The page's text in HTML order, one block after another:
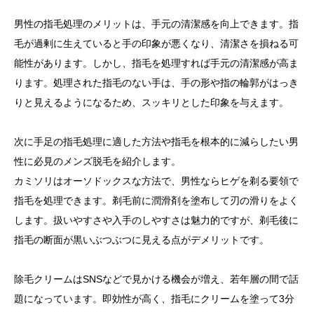
男性の指毛処理のメリットは、手元の清潔感を向上できます。指
毛が過剰に生えていると手の印象が悪くなり、清潔さを損ねる可
能性があります。しかし、指毛を処理すれば手元の清潔感が高ま
ります。処理された指毛のない手は、手の形や指の輪郭がはっき
りと見えるようになるため、スッキリとした印象を与えます。
次に手足の指毛処理に適した方法や指毛を根本的に減らしたい男
性に必見のメンズ脱毛を紹介します。
カミソリはオーソドックスな方法で、男性ならヒゲを剃る要領で
指毛を処理できます。剃毛前に潤滑剤を塗布して刃の滑りをよく
します。扱いやすさや入手のしやすさは魅力的ですが、剃毛後に
指毛の断面が黒いぶつぶつに見える点がデメリットです。
除毛クリームはSNSなどで見かける機会が増え、若年層の間で話
題になっています。即効性が高く、指毛にクリームを塗って3分